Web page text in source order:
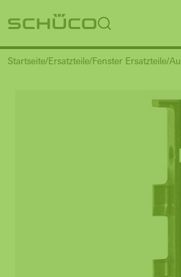
Startseite Ersatzteile Fenster Ersatzteile